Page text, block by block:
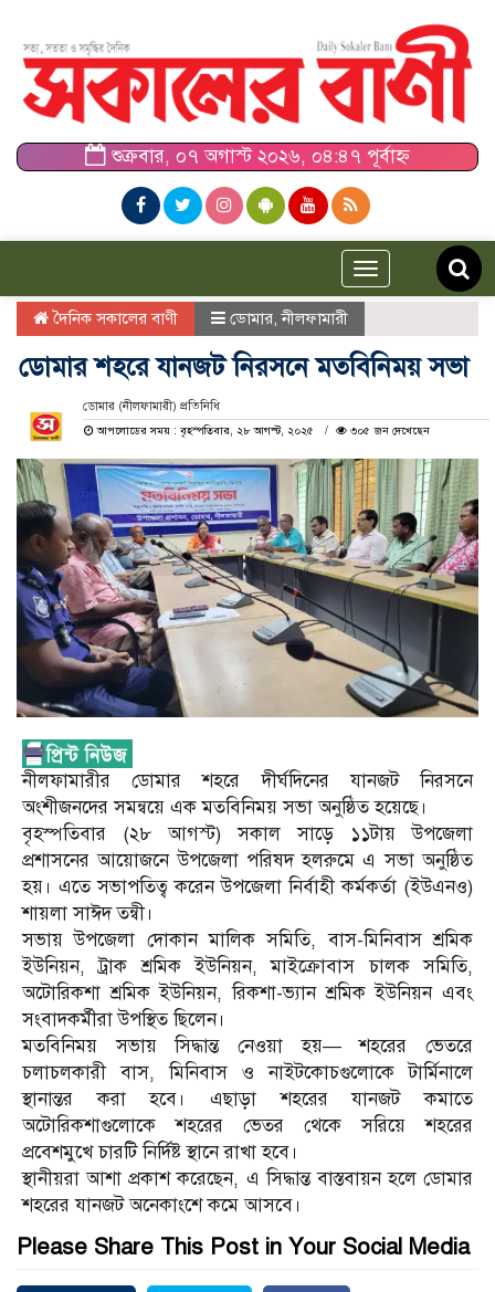
শুক্রবার, ০৭ অগাস্ট ২০২৬, ০৪:৪৭ পূর্বাহ্ন
Toggle
navigation
দৈনিক সকালের বাণী ডোমার ,নীলফামারী
ডোমার শহরে যানজট নিরসনে মতবিনিময় সভা
ডোমার (নীলফামারী) প্রতিনিধি
আপলোডের সময় : বৃহস্পতিবার, ২৮ আগস্ট, ২০২৫
৩০৫ জন দেখেছেন
নীলফামারীর ডোমার শহরে দীর্ঘদিনের যানজট নিরসনে
অংশীজনদের সমন্বয়ে এক মতবিনিময় সভা অনুষ্ঠিত হয়েছে।
বৃহস্পতিবার (২৮ আগস্ট) সকাল সাড়ে ১১টায় উপজেলা
প্রশাসনের আয়োজনে উপজেলা পরিষদ হলরুমে এ সভা অনুষ্ঠিত
হয়। এতে সভাপতিত্ব করেন উপজেলা নির্বাহী কর্মকর্তা (ইউএনও)
শায়লা সাঈদ তন্বী।
সভায় উপজেলা দোকান মালিক সমিতি, বাস-মিনিবাস শ্রমিক
ইউনিয়ন, ট্রাক শ্রমিক ইউনিয়ন, মাইক্রোবাস চালক সমিতি,
অটোরিকশা শ্রমিক ইউনিয়ন, রিকশা-ভ্যান শ্রমিক ইউনিয়ন এবং
সংবাদকর্মীরা উপস্থিত ছিলেন।
মতবিনিময় সভায় সিদ্ধান্ত নেওয়া হয়— শহরের ভেতরে
চলাচলকারী বাস, মিনিবাস ও নাইটকোচগুলোকে টার্মিনালে
স্থানান্তর করা হবে। এছাড়া শহরের যানজট কমাতে
অটোরিকশাগুলোকে শহরের ভেতর থেকে সরিয়ে শহরের
প্রবেশমুখে চারটি নির্দিষ্ট স্থানে রাখা হবে।
স্থানীয়রা আশা প্রকাশ করেছেন, এ সিদ্ধান্ত বাস্তবায়ন হলে ডোমার
শহরের যানজট অনেকাংশে কমে আসবে।
Please Share This Post in Your Social Media